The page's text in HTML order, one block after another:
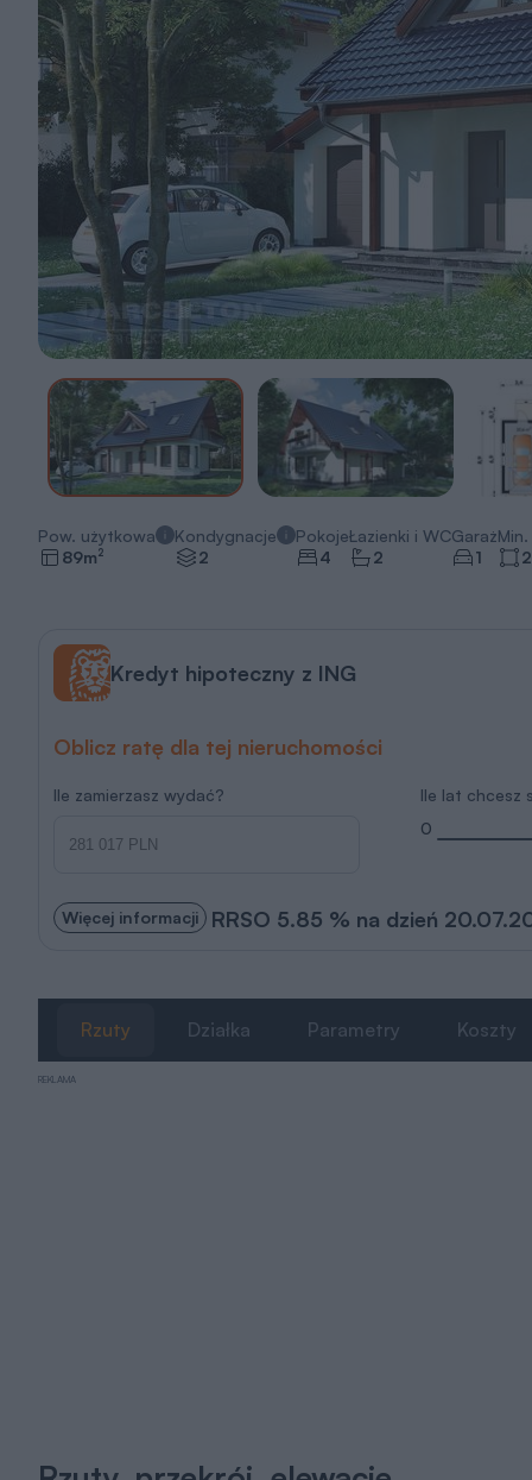
Pow. użytkowa
89m2
Kondygnacje
2
Pokoje
4
Łazienki i WC
2
Garaż
1
Min.
Kredyt hipoteczny z ING
Oblicz ratę dla tej nieruchomości
Ile zamierzasz wydać?
Ile lat chcesz
0
Więcej informacji RRSO 5.85 % na dzień
Rzuty Działka Parametry Koszty
REKLAMA